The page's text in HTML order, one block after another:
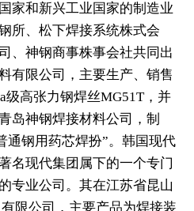
和新兴工业国家的制造业
所、松下焊接系统株式会
、神钢商事株事会社共同出
有限公司，主要生产、销售
级高张力钢焊丝MG51T，并
岛神钢焊接材料公司，制
通钢用药芯焊扮”。韩国现代
名现代集团属下的一个专门
专业公司。其在江苏省昆山
限公司，主要产品为焊接装